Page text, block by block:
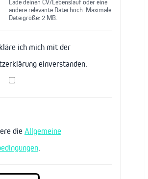
Lade deinen CV/Lebenslauf oder eine
andere relevante Datei hoch. Maximale
Dateigröße: 2 MB.
ich mich mit der
einverstanden.
die Allgemeine
.